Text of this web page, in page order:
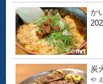
か
炭
や